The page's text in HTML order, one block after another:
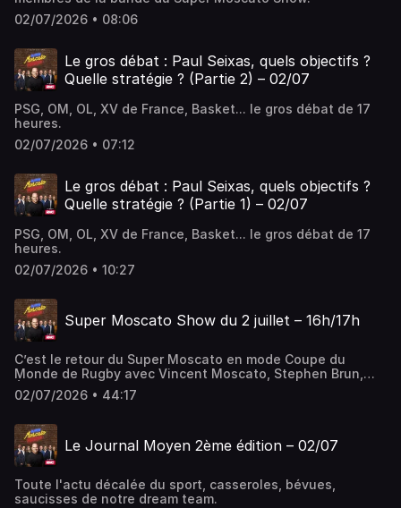
02/07/2026 • 08:06
Le gros débat : Paul Seixas, quels objectifs ?
Quelle stratégie ? (Partie 2) – 02/07
PSG, OM, OL, XV de France, Basket... le gros débat de 17
heures.
02/07/2026 • 07:12
Le gros débat : Paul Seixas, quels objectifs ?
Quelle stratégie ? (Partie 1) – 02/07
PSG, OM, OL, XV de France, Basket... le gros débat de 17
heures.
02/07/2026 • 10:27
Super Moscato Show du 2 juillet – 16h/17h
C’est le retour du Super Moscato en mode Coupe du
Monde de Rugby avec Vincent Moscato, Stephen Brun,
Éric Di Meco, Denis Charvet et Marion Bartoli. Au
programme de cette deuxième heure : les meilleurs débats
deuxième édition du Journal Moyen.
02/07/2026 • 44:17
Le Journal Moyen 2ème édition – 02/07
Toute l'actu décalée du sport, casseroles, bévues,
saucisses de notre dream team.